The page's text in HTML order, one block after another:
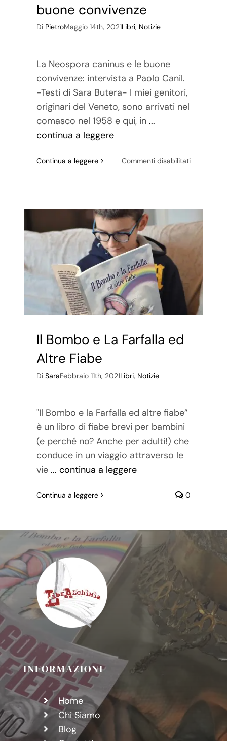
buone convivenze
Di PietroMaggio 14th, 2021Libri, Notizie
La Neospora caninus e le buone
convivenze: intervista a Paolo Canil.
-Testi di Sara Butera- I miei genitori,
originari del Veneto, sono arrivati nel
comasco nel 1958 e qui, in ...
continua a leggere
Continua a leggere Commenti disabilitatisu
buone
Il Bombo e La Farfalla ed
Altre Fiabe
Di SaraFebbraio 11th, 2021Libri, Notizie
"Il Bombo e la Farfalla ed altre fiabe”
è un libro di fiabe brevi per bambini
(e perché no? Anche per adulti!) che
conduce in un viaggio attraverso le
vie ... continua a leggere
Continua a leggere 0
INFORMAZIONI
Home
Chi Siamo
Blog